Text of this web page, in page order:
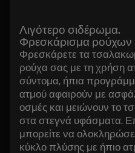
Λιγότερο σιδέρωμα.
Φρεσκάρισμα ρούχων
Φρεσκάρετε τα
ρούχα σας με τη χρήση
σύντομα, ήπια
ατμού αφαιρούν με
οσμές και μειώνουν το
στα στεγνά υφάσματα.
μπορείτε να
κύκλο πλύσης με ήπιο